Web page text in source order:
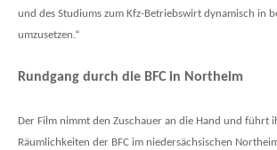
und des Studiums zum Kfz-Betriebswirt dynamisch in
umzusetzen.“
Rundgang durch die BFC in Northeim
Der Film nimmt den Zuschauer an die Hand und führt
Räumlichkeiten der BFC im niedersächsischen